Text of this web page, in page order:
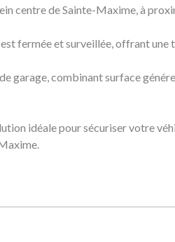
centre de Sainte-Maxime, à
fermée et surveillée, offrant
garage, combinant surface
idéale pour sécuriser votre